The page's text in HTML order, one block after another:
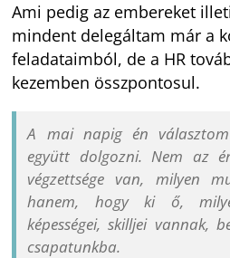
Ami pedig az embereket
mindent delegáltam már a
feladataimból, de a HR
kezemben összpontosul.
A mai napig én
együtt dolgozni. Nem az
végzettsége van, milyen
hanem, hogy ki ő,
képességei, skilljei vannak,
csapatunkba.